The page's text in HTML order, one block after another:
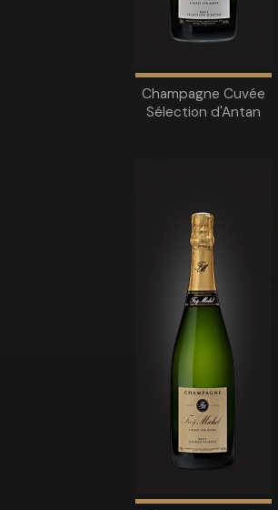
Champagne Cuvée
Sélection d'Antan